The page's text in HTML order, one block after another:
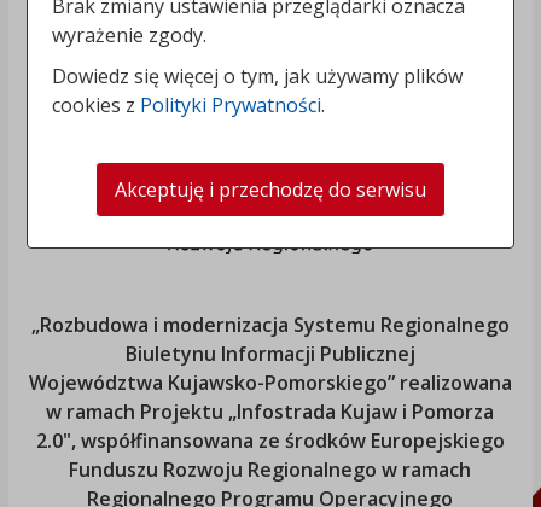
„Rozbudowa i modernizacja Systemu Regionalnego
Biuletynu Informacji Publicznej
Województwa Kujawsko-Pomorskiego” realizowana
w ramach Projektu „Infostrada Kujaw i Pomorza
2.0", współfinansowana ze środków Europejskiego
Funduszu Rozwoju Regionalnego w ramach
Regionalnego Programu Operacyjnego
Brak zmiany ustawienia przeglądarki oznacza
wyrażenie zgody.
Dowiedz się więcej o tym, jak używamy plików
cookies z Polityki Prywatności.
Akceptuję i przechodzę do serwisu